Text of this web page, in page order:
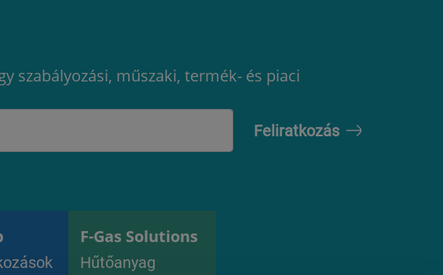
szabályozási, műszaki, termék- és piaci
F-Gas Solutions
Hűtőanyag